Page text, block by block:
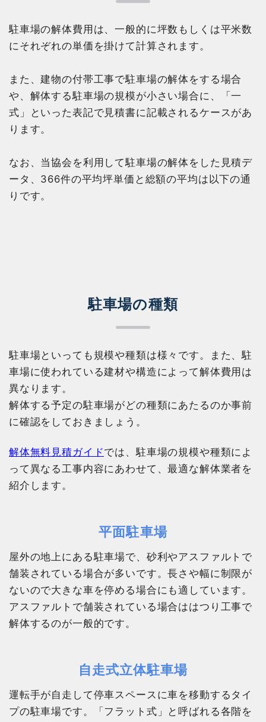
駐車場の解体費用は、一般的に坪数もしくは平米数
にそれぞれの単価を掛けて計算されます。
また、建物の付帯工事で駐車場の解体をする場合
や、解体する駐車場の規模が小さい場合に、「一
式」といった表記で見積書に記載されるケースがあ
ります。
なお、当協会を利用して駐車場の解体をした見積デ
ータ、366件の平均坪単価と総額の平均は以下の通
りです。
駐車場の種類
駐車場といっても規模や種類は様々です。また、駐
車場に使われている建材や構造によって解体費用は
異なります。
解体する予定の駐車場がどの種類にあたるのか事前
に確認をしておきましょう。
解体無料見積ガイドでは、駐車場の規模や種類によ
って異なる工事内容にあわせて、最適な解体業者を
紹介します。
平面駐車場
屋外の地上にある駐車場で、砂利やアスファルトで
舗装されている場合が多いです。長さや幅に制限が
ないので大きな車を停める場合にも適しています。
アスファルトで舗装されている場合ははつり工事で
解体するのが一般的です。
自走式立体駐車場
運転手が自走して停車スペースに車を移動するタイ
プの駐車場です。「フラット式」と呼ばれる各階を